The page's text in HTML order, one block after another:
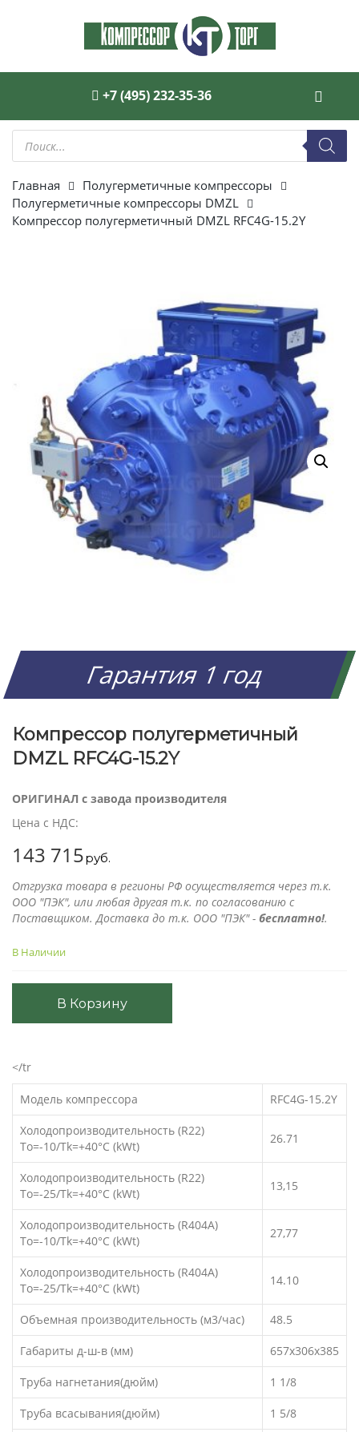
+7 (495) 232-35-36
Поиск
товаров
Главная
Полугерметичные компрессоры
Полугерметичные компрессоры DMZL
Компрессор полугерметичный DMZL RFC4G-15.2Y
Гарантия 1 год
Компрессор полугерметичный
DMZL RFC4G-15.2Y
ОРИГИНАЛ с завода производителя
Цена с НДС:
143 715руб.
Отгрузка товара в регионы РФ осуществляется через т.к.
ООО "ПЭК", или любая другая т.к. по согласованию с
Поставщиком. Доставка до т.к. ООО "ПЭК" - бесплатно!.
В Наличии
В Корзину
</tr
Модель компрессора RFC4G-15.2Y
Холодопроизводительность (R22)
To=-10/Tk=+40°C (kWt)
26.71
Холодопроизводительность (R22)
To=-25/Tk=+40°C (kWt)
13,15
Холодопроизводительность (R404A)
To=-10/Tk=+40°C (kWt)
27,77
Холодопроизводительность (R404A)
To=-25/Tk=+40°C (kWt)
14.10
Объемная производительность (м3/час) 48.5
Габариты д-ш-в (мм) 657x306x385
Труба нагнетания(дюйм) 1 1/8
Труба всасывания(дюйм) 1 5/8